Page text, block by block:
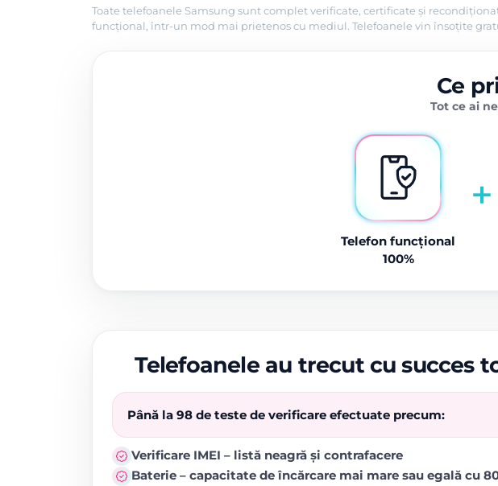
Toate telefoanele Samsung sunt complet verificate, certificate și
funcțional, într-un mod mai prietenos cu mediul. Telefoanele vin însoțite
Ce
Tot ce ai
Telefon funcțional
100%
+
Telefoanele au trecut cu succes
Până la 98 de teste de verificare efectuate precum:
Verificare IMEI – listă neagră și contrafacere
Baterie – capacitate de încărcare mai mare sau egală cu